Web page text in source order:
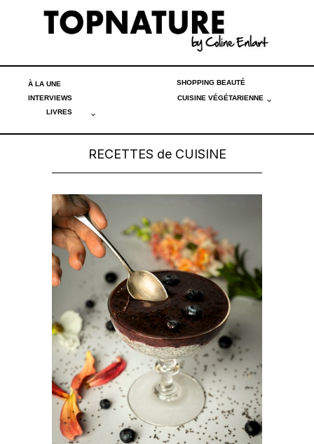
À LA UNE SHOPPING BEAUTÉ
INTERVIEWS
CUISINE VÉGÉTARIENNE
LIVRES
RECETTES de CUISINE